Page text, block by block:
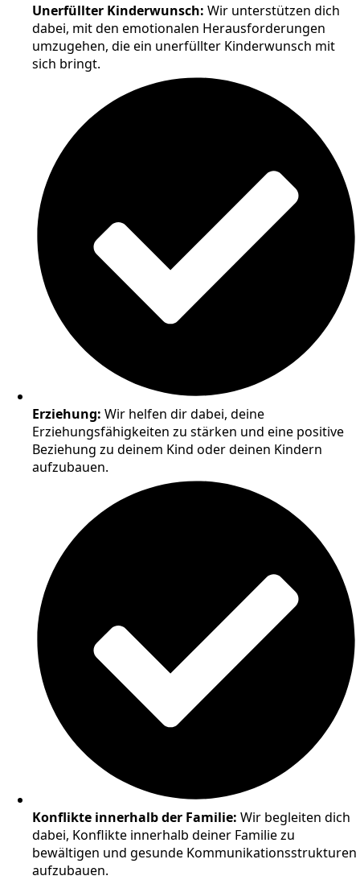
Unerfüllter Kinderwunsch: Wir unterstützen dich
dabei, mit den emotionalen Herausforderungen
umzugehen, die ein unerfüllter Kinderwunsch mit
sich bringt.
Erziehung: Wir helfen dir dabei, deine
Erziehungsfähigkeiten zu stärken und eine positive
Beziehung zu deinem Kind oder deinen Kindern
aufzubauen.
Konflikte innerhalb der Familie: Wir begleiten dich
dabei, Konflikte innerhalb deiner Familie zu
bewältigen und gesunde Kommunikationsstrukturen
aufzubauen.